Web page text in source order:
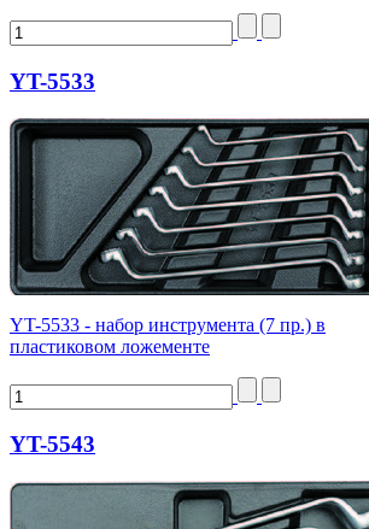
YT-5533
YT-5533 - набор инструмента (7 пр.) в
пластиковом ложементе
YT-5543